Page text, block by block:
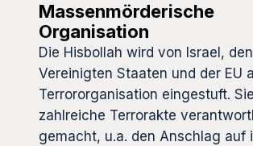
Massenmörderische
Organisation
Die Hisbollah wird von Israel, den
Vereinigten Staaten und der EU
Terrororganisation eingestuft.
zahlreiche Terrorakte
gemacht, u.a. den Anschlag auf